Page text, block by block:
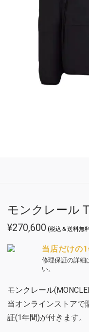
モンクレール
¥270,600 (税込＆送料無
当店だけの
修理保証の詳細
い。
モンクレール
当オンラインストアで
証(1年間)が付きます。